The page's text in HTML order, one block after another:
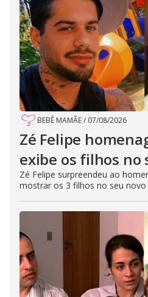
BEBÊ MAMÃE/ 07/08/2026
Zé Felipe
exibe os filhos no
Zé Felipe surpreendeu ao
mostrar os 3 filhos no seu novo